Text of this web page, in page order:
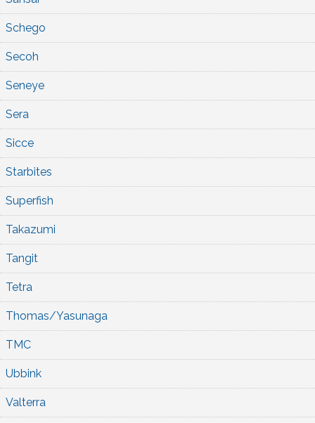
Schego
Secoh
Seneye
Sera
Sicce
Starbites
Superfish
Takazumi
Tangit
Tetra
Thomas/Yasunaga
TMC
Ubbink
Valterra